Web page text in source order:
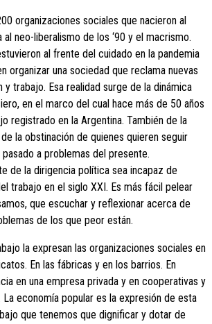
organizaciones sociales que nacieron al
neo-liberalismo de los ‘90 y el macrismo.
al frente del cuidado en la pandemia
organizar una sociedad que reclama nuevas
trabajo. Esa realidad surge de la dinámica
en el marco del cual hace más de 50 años
registrado en la Argentina. También de la
la obstinación de quienes quieren seguir
a problemas del presente.
de la dirigencia política sea incapaz de
trabajo en el siglo XXI. Es más fácil pelear
que escuchar y reflexionar acerca de
de los que peor están.
la expresan las organizaciones sociales en
En las fábricas y en los barrios. En
en una empresa privada y en cooperativas y
economía popular es la expresión de esta
que tenemos que dignificar y dotar de